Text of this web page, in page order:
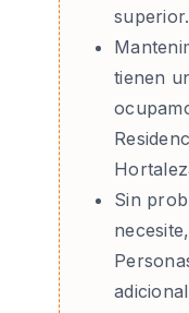
superior.
tienen
Sin